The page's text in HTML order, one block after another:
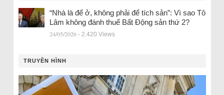
“Nhà là để ở, không phải để tích sản”: Vì sao Tô
Lâm không đánh thuế Bất Động sản thứ 2?
24/05/2026 - 2.420 Views
TRUYỀN HÌNH